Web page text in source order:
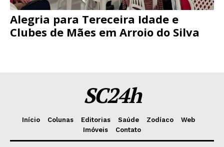
Alegria para Tereceira Idade e
Clubes de Mães em Arroio do Silva
SC24h
Início Colunas Editorias Saúde Zodíaco
Web
Imóveis
Contato